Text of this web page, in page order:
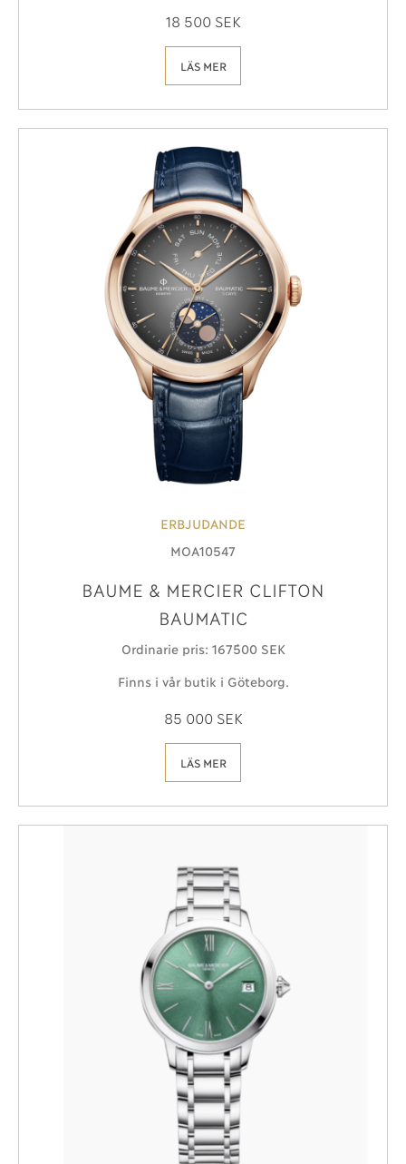
18 500 SEK
LÄS MER
ERBJUDANDE
MOA10547
BAUME & MERCIER CLIFTON
BAUMATIC
Ordinarie pris: 167´500 SEK
Finns i vår butik i Göteborg.
85 000 SEK
LÄS MER